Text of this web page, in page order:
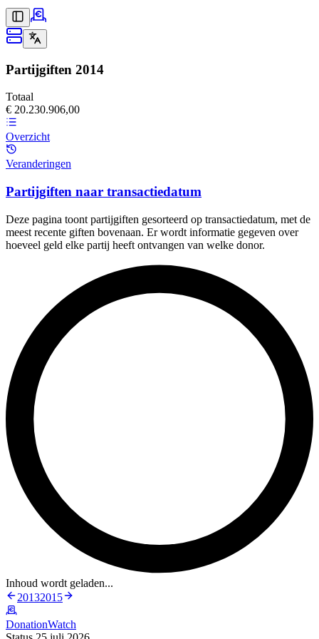
Partijgiften 2014
Totaal
€ 20.230.906,00
Overzicht
Veranderingen
Partijgiften naar transactiedatum
Deze pagina toont partijgiften gesorteerd op transactiedatum, met de
meest recente giften bovenaan. Er wordt informatie gegeven over
hoeveel geld elke partij heeft ontvangen van welke donor.
Inhoud wordt geladen...
20132015
DonationWatch